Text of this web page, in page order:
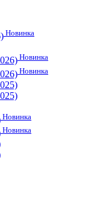
Новинка
Новинка
Новинка
Новинка
Новинка